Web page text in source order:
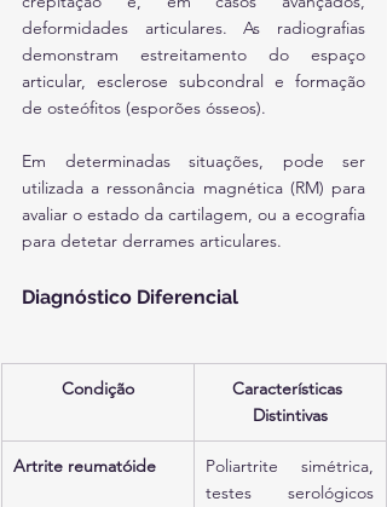
deformidades articulares. As radiografias
demonstram estreitamento do espaço
articular, esclerose subcondral e formação
de osteófitos (esporões ósseos).
Em determinadas situações, pode ser
utilizada a ressonância magnética (RM) para
avaliar o estado da cartilagem, ou a ecografia
para detetar derrames articulares.
Diagnóstico Diferencial
Condição
Características
Distintivas
Artrite reumatóide
Poliartrite simétrica,
testes serológicos